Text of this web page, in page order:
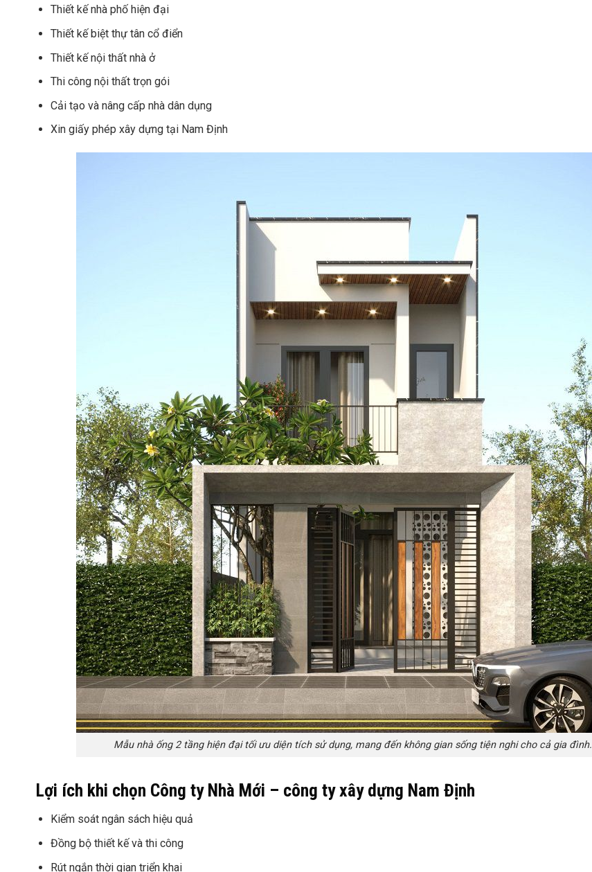
Thiết kế nhà phố hiện đại
Thiết kế biệt thự tân cổ điển
Thiết kế nội thất nhà ở
Thi công nội thất trọn gói
Cải tạo và nâng cấp nhà dân dụng
Xin giấy phép xây dựng tại Nam Định
Mẫu nhà ống 2 tầng hiện đại tối ưu diện tích sử dụng, mang đến không gian sống tiện nghi cho cả gia đình.
Lợi ích khi chọn Công ty Nhà Mới – công ty xây dựng Nam Định
Kiểm soát ngân sách hiệu quả
Đồng bộ thiết kế và thi công
Rút ngắn thời gian triển khai